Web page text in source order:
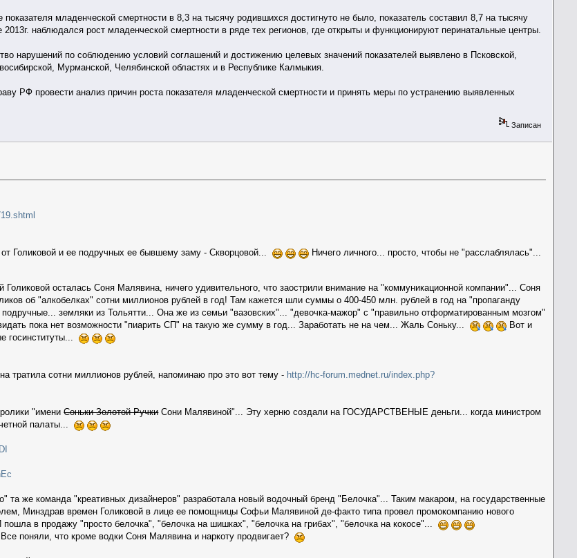
показателя младенческой смертности в 8,3 на тысячу родившихся достигнуто не было, показатель составил 8,7 на тысячу
наблюдался рост младенческой смертности в ряде тех регионов, где открыты и функционируют перинатальные центры.
нарушений по соблюдению условий соглашений и достижению целевых значений показателей выявлено в Псковской,
Мурманской, Челябинской областях и в Республике Калмыкия.
РФ провести анализ причин роста показателя младенческой смертности и принять меры по устранению выявленных
Записан
Голиковой и ее подручных ее бывшему заму - Скворцовой... Ничего личного... просто, чтобы не "расслаблялась"...
осталась Соня Малявина, ничего удивительного, что заострили внимание на "коммуникационной компании"... Соня
об "алкобелках" сотни миллионов рублей в год! Там кажется шли суммы о 400-450 млн. рублей в год на "пропаганду
земляки из Тольятти... Она же из семьи "вазовских"... "девочка-мажор" с "правильно отформатированным мозгом"
пока нет возможности "пиарить СП" на такую же сумму в год... Заработать не на чем... Жаль Соньку...
Вот и
госинституты...
тратила сотни миллионов рублей, напоминаю про это вот тему - http://hc-forum.mednet.ru/index.php?
ролики "имениСоньки Золотой РучкиСони Малявиной"... Эту херню создали на ГОСУДАРСТВЕНЫЕ деньги... когда министром
палаты...
та же команда "креативных дизайнеров" разработала новый водочный бренд "Белочка"... Таким макаром, на государственные
Минздрав времен Голиковой в лице ее помощницы Софьи Малявиной де-факто типа провел промокомпанию нового
в продажу "просто белочка", "белочка на шишках", "белочка на грибах", "белочка на кокосе"...
поняли, что кроме водки Соня Малявина и наркоту продвигает?